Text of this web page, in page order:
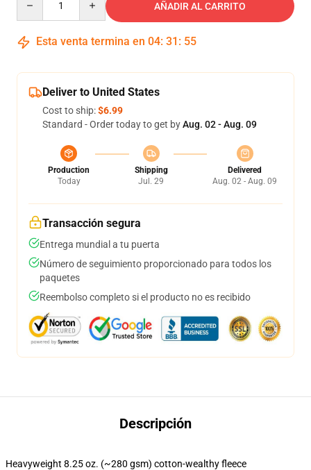
AÑADIR AL CARRITO
Esta venta termina en 04: 31 : 54
Deliver to United States
Cost to ship:$6.99
Standard - Order today to get byAug. 02 - Aug. 09
Production
Today
Shipping
Jul. 29
Delivered
Aug. 02 - Aug. 09
Transacción segura
Entrega mundial a tu puerta
Número de seguimiento proporcionado para todos los
paquetes
Reembolso completo si el producto no es recibido
Descripción
Heavyweight 8.25 oz. (~280 gsm) cotton-wealthy fleece